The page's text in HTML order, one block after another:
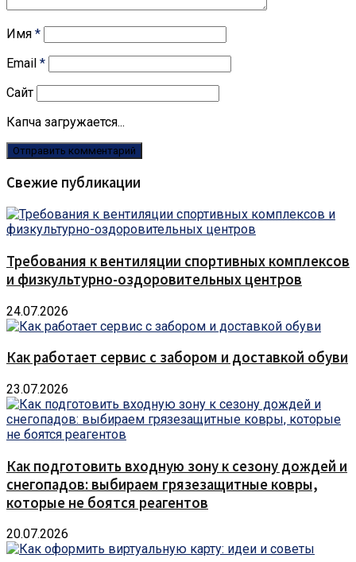
Имя *
Email *
Сайт
Капча загружается...
Свежие публикации
Требования к вентиляции спортивных комплексов
и физкультурно-оздоровительных центров
24.07.2026
Как работает сервис с забором и доставкой обуви
23.07.2026
Как подготовить входную зону к сезону дождей и
снегопадов: выбираем грязезащитные ковры,
которые не боятся реагентов
20.07.2026